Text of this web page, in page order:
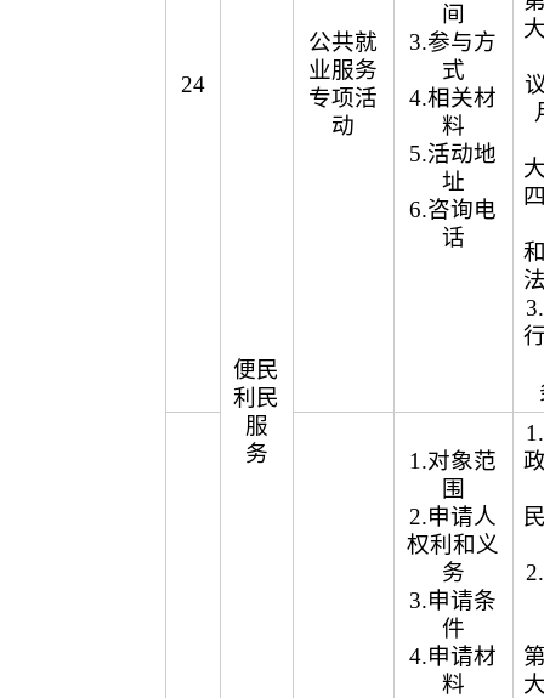
便民
利民
服
务
24
公共就
业服务
专项活
动
间
3.参与方
式
4.相关材
料
5.活动地
址
6.咨询电
话
1.对象范
围
2.申请人
权利和义
务
3.申请条
件
4.申请材
料